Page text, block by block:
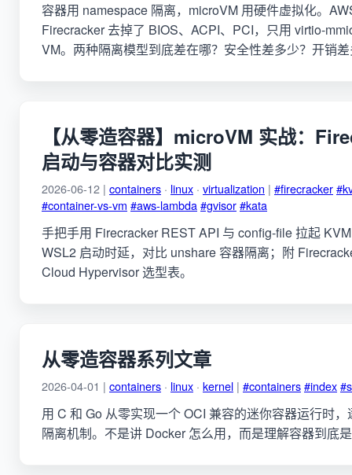
容器用 namespace 隔离，microVM 用硬件虚拟化。
Firecracker 去掉了 BIOS、ACPI、PCI，只用 virtio-
VM。两种隔离模型到底差在哪？安全性差多少？开销
【从零造容器】microVM 实战：
启动与容器对比实测
2026-06-12 | containers · linux · virtualization | #firecracker
#container-vs-vm #aws-lambda#gvisor#kata
手把手用 Firecracker REST API 与 config-file 拉起
WSL2 启动时延，对比 unshare 容器隔离；附
Cloud Hypervisor 选型表。
从零造容器系列文章
2026-04-01 | containers · linux · kernel | #containers#index
用 C 和 Go 从零实现一个 OCI 兼容的迷你容器运行时
隔离机制。不是讲 Docker 怎么用，而是理解容器到底